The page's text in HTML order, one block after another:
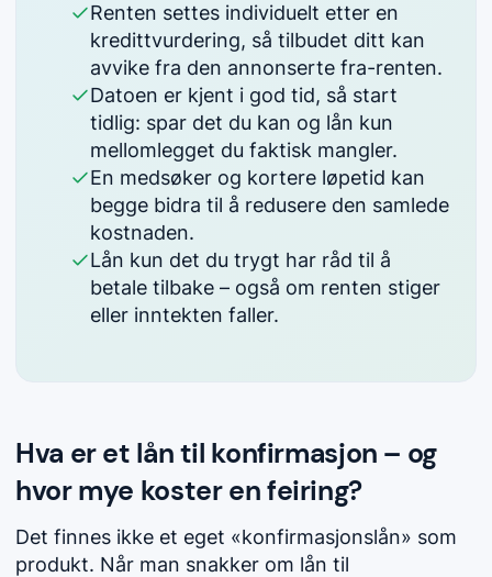
Renten settes individuelt etter en
kredittvurdering, så tilbudet ditt kan
avvike fra den annonserte fra-renten.
Datoen er kjent i god tid, så start
tidlig: spar det du kan og lån kun
mellomlegget du faktisk mangler.
En medsøker og kortere løpetid kan
begge bidra til å redusere den samlede
kostnaden.
Lån kun det du trygt har råd til å
betale tilbake – også om renten stiger
eller inntekten faller.
Hva er et lån til konfirmasjon – og
hvor mye koster en feiring?
Det finnes ikke et eget «konfirmasjonslån» som
produkt. Når man snakker om lån til